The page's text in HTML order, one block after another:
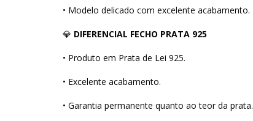
• Modelo delicado com excelente acabamento.
💎 DIFERENCIAL FECHO PRATA 925
• Produto em Prata de Lei 925.
• Excelente acabamento.
• Garantia permanente quanto ao teor da prata.